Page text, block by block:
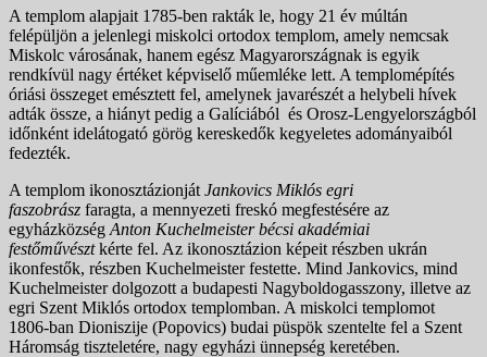
A templom alapjait 1785-ben rakták le, hogy 21 év múltán
felépüljön a jelenlegi miskolci ortodox templom, amely nemcsak
Miskolc városának, hanem egész Magyarországnak is egyik
rendkívül nagy értéket képviselő műemléke lett. A templomépítés
óriási összeget emésztett fel, amelynek javarészét a helybeli hívek
adták össze, a hiányt pedig a Galíciából és Orosz-Lengyelországból
időnként idelátogató görög kereskedők kegyeletes adományaiból
fedezték.
A templom ikonosztázionját Jankovics Miklós egri
faszobrász faragta, a mennyezeti freskó megfestésére az
egyházközség Anton Kuchelmeister bécsi akadémiai
festőművésztkérte fel. Az ikonosztázion képeit részben ukrán
ikonfestők, részben Kuchelmeister festette. Mind Jankovics, mind
Kuchelmeister dolgozott a budapesti Nagyboldogasszony, illetve az
egri Szent Miklós ortodox templomban. A miskolci templomot
1806-ban Dioniszije (Popovics) budai püspök szentelte fel a Szent
Háromság tiszteletére, nagy egyházi ünnepség keretében.